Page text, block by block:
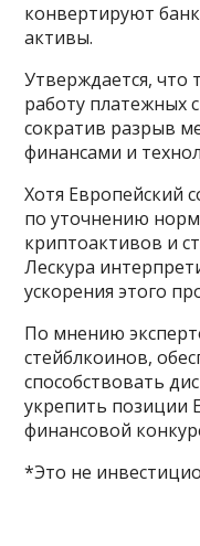
конвертируют
активы.
Утверждается, что
работу платежных
сократив разрыв
финансами и
Хотя Европейский
по уточнению
криптоактивов и
Лескура
ускорения этого
По мнению
стейблкоинов,
способствовать
укрепить позиции
финансовой
*Это не